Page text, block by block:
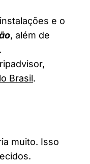
e o
, além de
Brasil.
muito. Isso